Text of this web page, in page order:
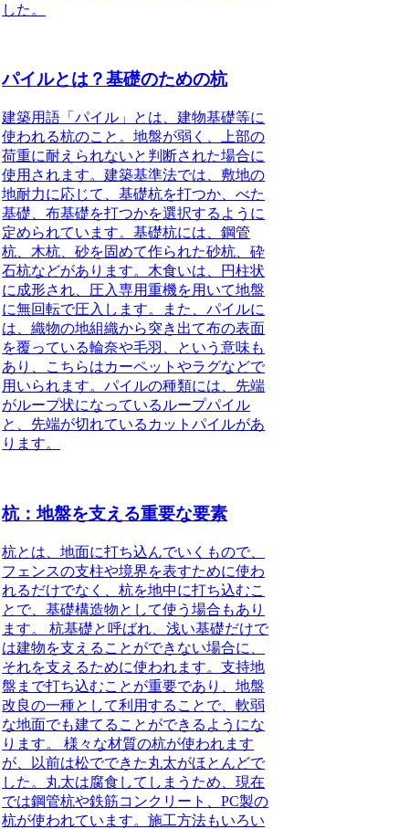
した。
パイルとは？基礎のための杭
建築用語「パイル」とは、建物基礎等に
使われる杭のこと。地盤が弱く、上部の
荷重に耐えられないと判断された場合に
使用されます。建築基準法では、敷地の
地耐力に応じて、基礎杭を打つか、べた
基礎、布基礎を打つかを選択するように
定められています。基礎杭には、鋼管
杭、木杭、砂を固めて作られた砂杭、砕
石杭などがあります。木食いは、円柱状
に成形され、圧入専用重機を用いて地盤
に無回転で圧入します。また、パイルに
は、織物の地組織から突き出て布の表面
を覆っている輪奈や毛羽、という意味も
あり、こちらはカーペットやラグなどで
用いられます。パイルの種類には、先端
がループ状になっているループパイル
と、先端が切れているカットパイルがあ
ります。
杭：地盤を支える重要な要素
杭とは、地面に打ち込んでいくもので、
フェンスの支柱や境界を表すために使わ
れるだけでなく、杭を地中に打ち込むこ
とで、基礎構造物として使う場合もあり
ます。
杭基礎と呼ばれ、浅い基礎だけで
は建物を支えることができない場合に、
それを支えるために使われます。支持地
盤まで打ち込むことが重要であり、地盤
改良の一種として利用することで、軟弱
な地面でも建てることができるようにな
ります。
様々な材質の杭が使われます
が、以前は松でできた丸太がほとんどで
した。丸太は腐食してしまうため、現在
では鋼管杭や鉄筋コンクリート、PC製の
杭が使われています。施工方法もいろい